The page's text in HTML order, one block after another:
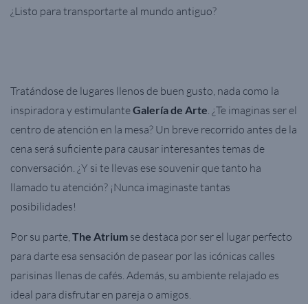
¿Listo para transportarte al mundo antiguo?
Tratándose de lugares llenos de buen gusto, nada como la
inspiradora y estimulanteGalería de Arte. ¿Te imaginas ser el
centro de atención en la mesa? Un breve recorrido antes de la
cena será suficiente para causar interesantes temas de
conversación. ¿Y si te llevas ese souvenir que tanto ha
llamado tu atención? ¡Nunca imaginaste tantas
posibilidades!
Por su parte, The Atrium se destaca por ser el lugar perfecto
para darte esa sensación de pasear por las icónicas calles
parisinas llenas de cafés. Además, su ambiente relajado es
ideal para disfrutar en pareja o amigos.